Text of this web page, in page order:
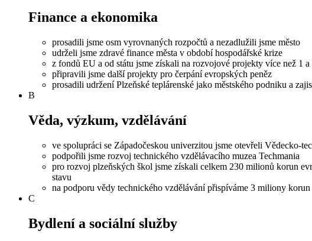
Finance a ekonomika
prosadili jsme osm vyrovnaných rozpočtů a nezadlužili jsme město
udrželi jsme zdravé finance města v období hospodářské krize
z fondů EU a od státu jsme získali na rozvojové projekty více než 1
připravili jsme další projekty pro čerpání evropských peněz
prosadili udržení Plzeňské teplárenské jako městského podniku a
B
Věda, výzkum, vzdělávání
ve spolupráci se Západočeskou univerzitou jsme otevřeli Vědecko-
podpořili jsme rozvoj technického vzdělávacího muzea Techmania
pro rozvoj plzeňských škol jsme získali celkem 230 milionů korun
stavu
na podporu vědy technického vzdělávání přispíváme 3 miliony korun
C
Bydlení a sociální služby